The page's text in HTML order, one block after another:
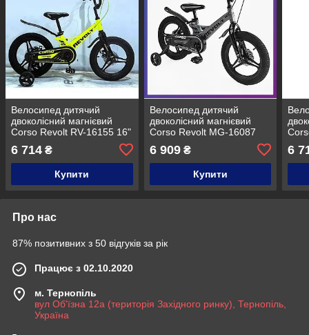
Велосипед дитячий
двоколісний магнієвий
Corso Revolt RV-16155 16"
років Жовтий
6 714 ₴
Купити
Велосипед дитячий
двоколісний магнієвий
Corso Revolt MG-16087
16" зріст 100-120 см вік 4-
7 років Сірий
6 909₴
Купити
6
Про нас
87% позитивних з 50 відгуків за рік
Працює з 02.10.2020
м. Тернопіль
вул Об'їзна 12а (територія Західного ринку), Тернопіль,
Україна